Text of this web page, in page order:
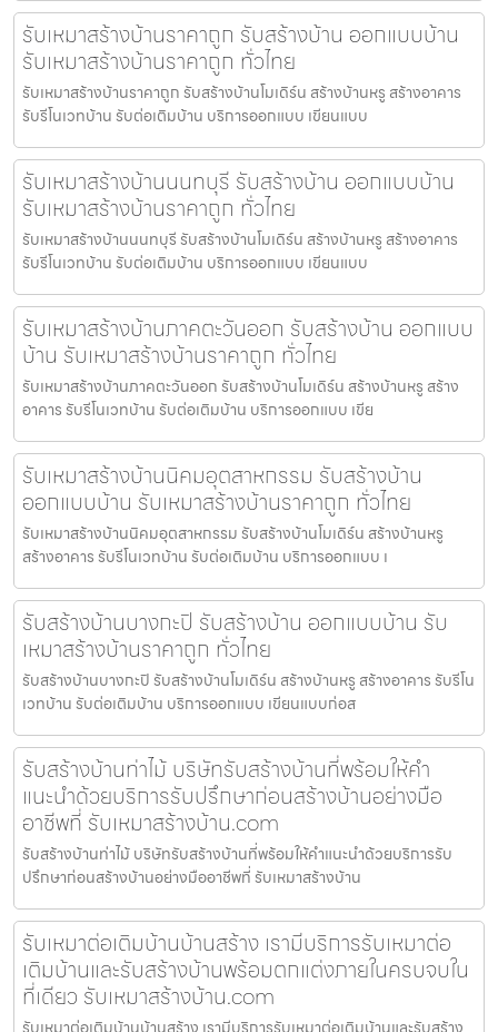
รับเหมาสร้างบ้านราคาถูก รับสร้างบ้าน ออกแบบบ้าน
รับเหมาสร้างบ้านราคาถูก ทั่วไทย
รับเหมาสร้างบ้านราคาถูก รับสร้างบ้านโมเดิร์น สร้างบ้านหรู สร้างอาคาร
รับรีโนเวทบ้าน รับต่อเติมบ้าน บริการออกแบบ เขียนแบบ
รับเหมาสร้างบ้านนนทบุรี รับสร้างบ้าน ออกแบบบ้าน
รับเหมาสร้างบ้านราคาถูก ทั่วไทย
รับเหมาสร้างบ้านนนทบุรี รับสร้างบ้านโมเดิร์น สร้างบ้านหรู สร้างอาคาร
รับรีโนเวทบ้าน รับต่อเติมบ้าน บริการออกแบบ เขียนแบบ
รับเหมาสร้างบ้านภาคตะวันออก รับสร้างบ้าน ออกแบบ
บ้าน รับเหมาสร้างบ้านราคาถูก ทั่วไทย
รับเหมาสร้างบ้านภาคตะวันออก รับสร้างบ้านโมเดิร์น สร้างบ้านหรู สร้าง
อาคาร รับรีโนเวทบ้าน รับต่อเติมบ้าน บริการออกแบบ เขีย
รับเหมาสร้างบ้านนิคมอุตสาหกรรม รับสร้างบ้าน
ออกแบบบ้าน รับเหมาสร้างบ้านราคาถูก ทั่วไทย
รับเหมาสร้างบ้านนิคมอุตสาหกรรม รับสร้างบ้านโมเดิร์น สร้างบ้านหรู
สร้างอาคาร รับรีโนเวทบ้าน รับต่อเติมบ้าน บริการออกแบบ เ
รับสร้างบ้านบางกะปิ รับสร้างบ้าน ออกแบบบ้าน รับ
เหมาสร้างบ้านราคาถูก ทั่วไทย
รับสร้างบ้านบางกะปิ รับสร้างบ้านโมเดิร์น สร้างบ้านหรู สร้างอาคาร รับรีโน
เวทบ้าน รับต่อเติมบ้าน บริการออกแบบ เขียนแบบก่อส
รับสร้างบ้านท่าไม้ บริษัทรับสร้างบ้านที่พร้อมให้คำ
แนะนำด้วยบริการรับปรึกษาก่อนสร้างบ้านอย่างมือ
อาชีพที่ รับเหมาสร้างบ้าน.com
รับสร้างบ้านท่าไม้ บริษัทรับสร้างบ้านที่พร้อมให้คำแนะนำด้วยบริการรับ
ปรึกษาก่อนสร้างบ้านอย่างมืออาชีพที่ รับเหมาสร้างบ้าน
รับเหมาต่อเติมบ้านบ้านสร้าง เรามีบริการรับเหมาต่อ
เติมบ้านและรับสร้างบ้านพร้อมตกแต่งภายในครบจบใน
ที่เดียว รับเหมาสร้างบ้าน.com